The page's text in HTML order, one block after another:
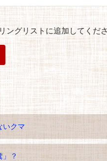
ングリストに追加してくだ
いクマ
？